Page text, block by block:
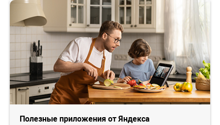
Полезные приложения от Яндекса